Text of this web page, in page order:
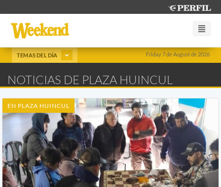
Friday 7 de August de 2026
TEMAS DEL DÍA
NOTICIAS DE PLAZA HUINCUL
EN PLAZA HUINCUL